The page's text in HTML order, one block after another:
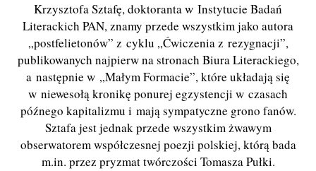
Krzysztofa Sztafę, doktoranta w Instytucie Badań
Literackich PAN, znamy przede wszystkim jako autora
„postfelietonów” z cyklu „Ćwiczenia z rezygnacji”,
publikowanych najpierw na stronach Biura Literackiego,
a następnie w „Małym Formacie”, które układają się
w niewesołą kronikę ponurej egzystencji w czasach
późnego kapitalizmu i mają sympatyczne grono fanów.
Sztafa jest jednak przede wszystkim żwawym
obserwatorem współczesnej poezji polskiej, którą bada
m.in. przez pryzmat twórczości Tomasza Pułki.